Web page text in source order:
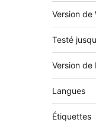
Version de
Testé
Version de
Langues
Étiquettes